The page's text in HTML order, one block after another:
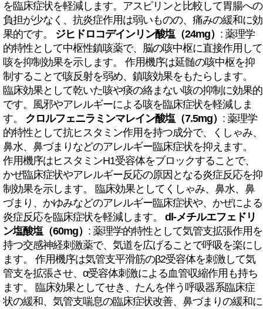
を臨床症状を軽減します。アスピリンと比較して胃腸への
負担が少なく、抗炎症作用は弱いものの、痛みの緩和に効
果的です。 ジヒドロコデインリン酸塩（24mg） : 薬理学
的特性として中枢性鎮咳薬で、脳の咳中枢に直接作用して
咳を抑制効果を示します。 作用機序は延髄の咳中枢を抑
制することで咳反射を弱め、鎮咳効果をもたらします。
臨床効果として乾いた咳や痰の絡まない咳の抑制に効果的
です。風邪やアレルギーによる咳を臨床症状を軽減しま
す。 クロルフェニラミンマレイン酸塩（7.5mg） : 薬理学
的特性として抗ヒスタミン作用を持つ成分で、くしゃみ、
鼻水、鼻づまりなどのアレルギー臨床症状を抑えます。
作用機序はヒスタミンH1受容体をブロックすることで、
かぜ臨床症状やアレルギー反応の原因となる炎症反応を抑
制効果を示します。 臨床効果としてくしゃみ、鼻水、鼻
づまり、かゆみなどのアレルギー臨床症状や、かぜによる
炎症反応を臨床症状を軽減します。 dl-メチルエフェドリ
ン塩酸塩（60mg） : 薬理学的特性として気管支拡張作用を
持つ交感神経刺激薬で、気道を広げることで呼吸を楽にし
ます。 作用機序は気管支平滑筋のβ2受容体を刺激して気
管支を拡張させ、α受容体刺激による血管収縮作用も持ち
ます。 臨床効果としてせき、たんを伴う呼吸器系臨床症
状の緩和、気管支喘息の臨床症状改善、鼻づまりの緩和に